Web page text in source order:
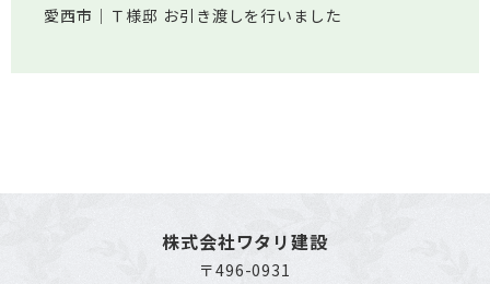
愛西市│Ｔ様邸 お引き渡しを行いました
株式会社ワタリ建設
〒496-0931